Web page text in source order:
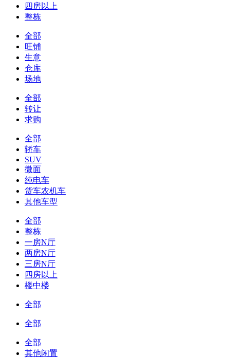
四房以上
整栋
全部
旺铺
生意
仓库
场地
全部
转让
求购
全部
轿车
SUV
微面
纯电车
货车农机车
其他车型
全部
整栋
一房N厅
两房N厅
三房N厅
四房以上
楼中楼
全部
全部
全部
其他闲置